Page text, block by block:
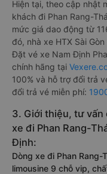
Hiện tại, theo cập nhật
khách đi Phan Rang-
mức giá dao động từ
đó, nhà xe HTX Sài
Đặt vé xe Nam Định
chính hãng tại
100% và hỗ trợ đổi trả
đổi trả vé miễn phí:
3. Giới thiệu, tư vấn
xe đi Phan Rang-
Định:
Dòng xe đi Phan Rang-
limousine 9 chỗ vip,